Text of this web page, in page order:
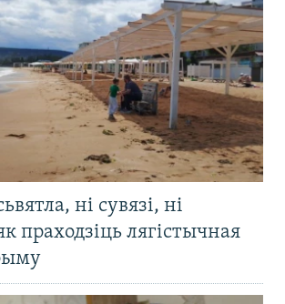
ні сувязі, ні
праходзіць лягістычная